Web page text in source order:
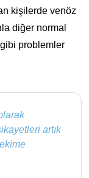
kişilerde venöz
diğer normal
problemler
artık